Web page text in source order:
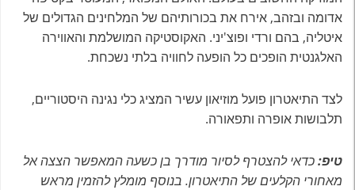
אדומה ובזהב, אירח את בכורותיהם של המלחינים הגדולים של
איטליה, בהם ורדי ופוצ'יני. האקוסטיקה המושלמת והאווירה
האלגנטית הופכים כל הופעה לחוויה בלתי נשכחת.
לצד התיאטרון פועל מוזיאון עשיר המציג כלי נגינה היסטוריים,
תלבושות אופרה ותפאורה.
טיפ:כדאי להצטרף לסיור מודרך בן כשעה המאפשר הצצה אל
מאחורי הקלעים של התיאטרון. בנוסף מומלץ להזמין מראש